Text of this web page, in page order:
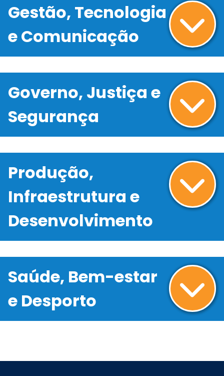
Gestão, Tecnologia
e Comunicação
Governo, Justiça e
Segurança
Produção,
Infraestrutura e
Desenvolvimento
Saúde, Bem-estar
e Desporto